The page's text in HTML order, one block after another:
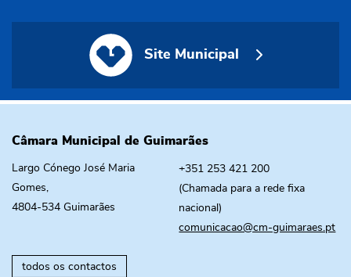
Site Municipal
Câmara Municipal de Guimarães
Largo Cónego José Maria
Gomes,
4804-534 Guimarães
+351 253 421 200
(Chamada para a rede fixa
nacional)
comunicacao@cm-guimaraes.pt
todos os contactos